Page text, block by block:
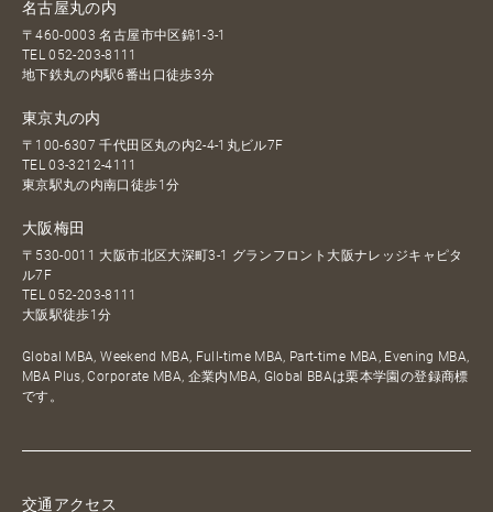
名古屋丸の内
〒460-0003 名古屋市中区錦1-3-1
TEL052-203-8111
地下鉄丸の内駅6番出口徒歩3分
東京丸の内
〒100-6307 千代田区丸の内2-4-1丸ビル7F
TEL03-3212-4111
東京駅丸の内南口徒歩1分
大阪梅田
〒530-0011 大阪市北区大深町3-1 グランフロント大阪ナレッジキャピタ
ル7F
TEL052-203-8111
大阪駅徒歩1分
Global MBA, Weekend MBA, Full-time MBA, Part-time MBA, Evening MBA,
MBA Plus, Corporate MBA, 企業内MBA, Global BBAは栗本学園の登録商標
です。
交通アクセス